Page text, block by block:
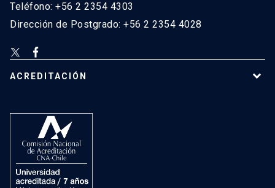
Teléfono: +56 2 2354 4303
Dirección de Postgrado: +56 2 2354 4028
ACREDITACIÓN